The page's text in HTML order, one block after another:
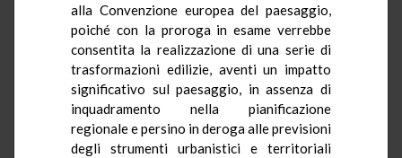
alla Convenzione europea del paesaggio,
poiché con la proroga in esame verrebbe
consentita la realizzazione di una serie di
trasformazioni edilizie, aventi un impatto
significativo sul paesaggio, in assenza di
inquadramento nella pianificazione
regionale e persino in deroga alle previsioni
degli strumenti urbanistici e territoriali